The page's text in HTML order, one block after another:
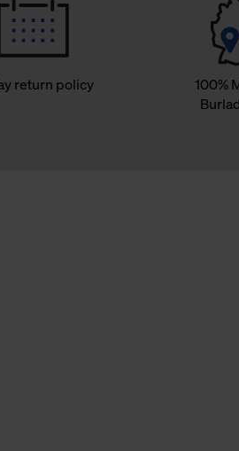
return policy
100%